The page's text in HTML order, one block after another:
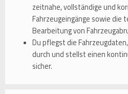
zeitnahe, vollständige und
Fahrzeugeingänge sowie die
Bearbeitung von
Du pflegst die
durch und stellst einen
sicher.